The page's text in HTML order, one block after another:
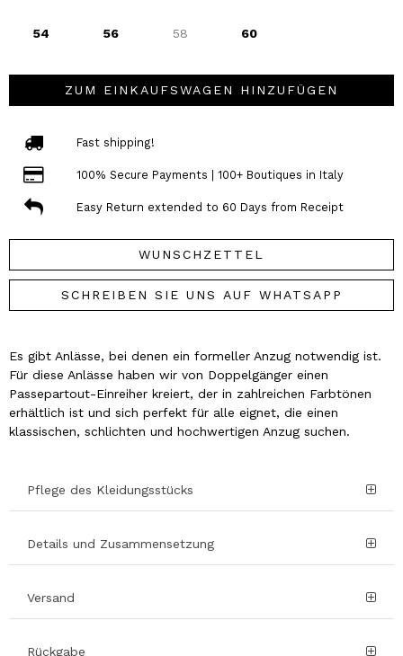
54 56 58 60
ZUM EINKAUFSWAGEN HINZUFÜGEN
Fast shipping!
100% Secure Payments | 100+ Boutiques in Italy
Easy Return extended to 60 Days from Receipt
WUNSCHZETTEL
SCHREIBEN SIE UNS AUF WHATSAPP
Es gibt Anlässe, bei denen ein formeller Anzug notwendig ist.
Für diese Anlässe haben wir von Doppelgänger einen
Passepartout-Einreiher kreiert, der in zahlreichen Farbtönen
erhältlich ist und sich perfekt für alle eignet, die einen
klassischen, schlichten und hochwertigen Anzug suchen.
Pflege des Kleidungsstücks
Details und Zusammensetzung
Versand
Rückgabe